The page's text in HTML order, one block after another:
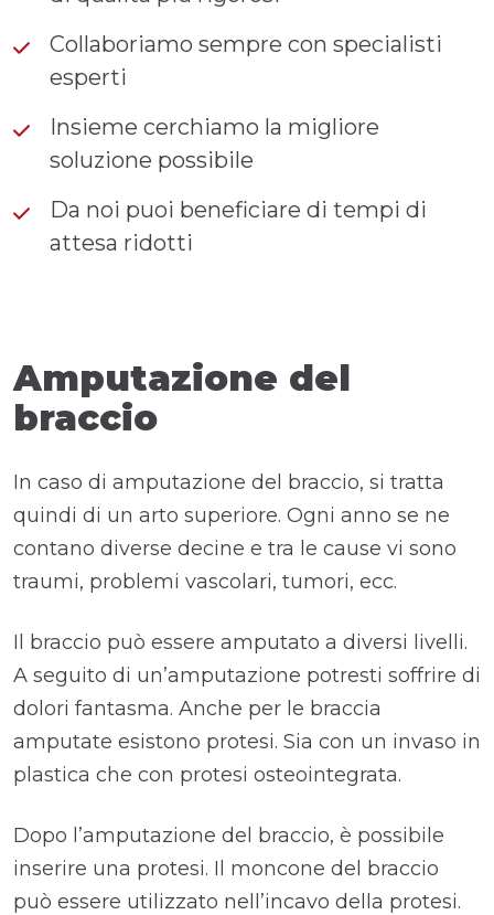
Collaboriamo sempre con specialisti
esperti
Insieme cerchiamo la migliore
soluzione possibile
Da noi puoi beneficiare di tempi di
attesa ridotti
Amputazione del
braccio
In caso di amputazione del braccio, si tratta
quindi di un arto superiore. Ogni anno se ne
contano diverse decine e tra le cause vi sono
traumi, problemi vascolari, tumori, ecc.
Il braccio può essere amputato a diversi livelli.
A seguito di un’amputazione potresti soffrire di
dolori fantasma. Anche per le braccia
amputate esistono protesi. Sia con un invaso in
plastica che con protesi osteointegrata.
Dopo l’amputazione del braccio, è possibile
inserire una protesi. Il moncone del braccio
può essere utilizzato nell’incavo della protesi.